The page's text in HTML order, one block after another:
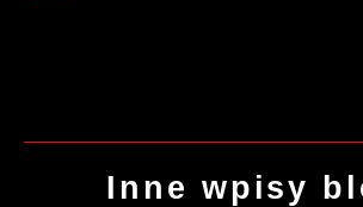
Inne wpisy